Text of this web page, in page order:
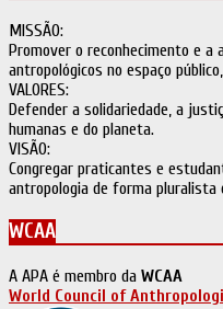
MISSÃO:
Promover o reconhecimento e
antropológicos no espaço
VALORES:
Defender a solidariedade, a
humanas e do planeta.
VISÃO:
Congregar praticantes e
antropologia de forma pluralista
WCAA
A APA é membro da WCAA
World Council of